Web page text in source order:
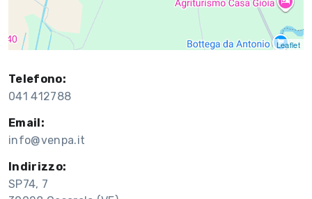
Leaflet
Telefono:
041 412788
Email:
info@venpa.it
Indirizzo:
SP74, 7